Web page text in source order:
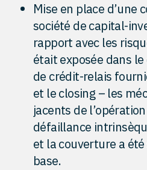
Mise en place d’une
société de capital-
rapport avec les
était exposée dans
de crédit-relais
et le closing – les
jacents de
défaillance
et la couverture a
base.